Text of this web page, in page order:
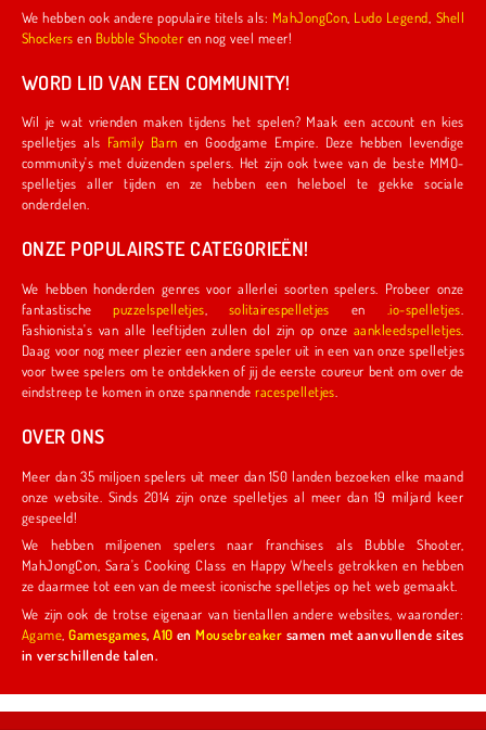
We hebben ook andere populaire titels als: MahJongCon Ludo Legend Shell
Shockers en Bubble Shooter en nog veel meer!
WORD LID VAN EEN COMMUNITY!
Wil je wat vrienden maken tijdens het spelen? Maak een account en kies
spelletjes als
Family Barn en Goodgame Empire. Deze hebben levendige
community's met duizenden spelers. Het zijn ook twee van de beste MMO-
spelletjes aller tijden en ze hebben een heleboel te gekke sociale
onderdelen.
ONZE POPULAIRSTE CATEGORIEËN!
We hebben honderden genres voor allerlei soorten spelers. Probeer onze
fantastischepuzzelspelletjes solitairespelletjes en .io-spelletjes
Fashionista's van alle leeftijden zullen dol zijn op onze aankleedspelletjes
Daag voor nog meer plezier een andere speler uit in een van onze spelletjes
voor twee spelers om te ontdekken of jij de eerste coureur bent om over de
eindstreep te komen in onze spannenderacespelletjes
OVER ONS
Meer dan 35 miljoen spelers uit meer dan 150 landen bezoeken elke maand
onze website. Sinds 2014 zijn onze spelletjes al meer dan 19 miljard keer
gespeeld!
We hebben miljoenen spelers naar franchises als Bubble Shooter,
MahJongCon, Sara's Cooking Class en Happy Wheels getrokken en hebben
ze daarmee tot een van de meest iconische spelletjes op het web gemaakt.
We zijn ook de trotse eigenaar van tientallen andere websites, waaronder:
Agame ,Gamesgames,A10 enMousebreaker samen met aanvullende sites
in verschillende talen.